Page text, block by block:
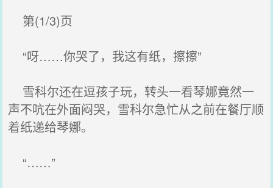
第(1/3)页
“呀……你哭了，我这有纸，擦擦”
雪科尔还在逗孩子玩，转头一看琴娜竟然一
声不吭在外面闷哭，雪科尔急忙从之前在餐厅顺
着纸递给琴娜。
“……”